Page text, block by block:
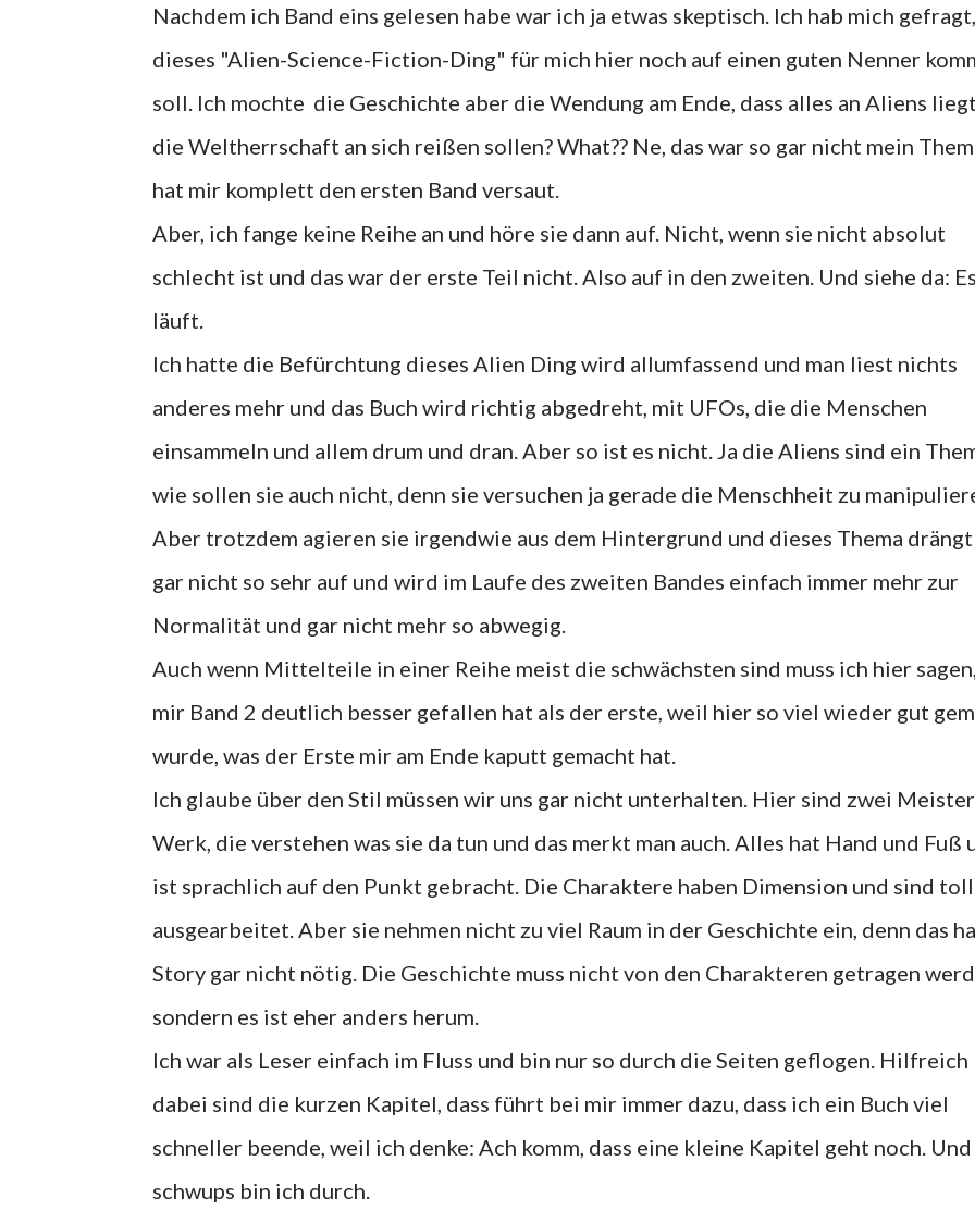
Nachdem ich Band eins gelesen habe war ich ja etwas skeptisch. Ich hab mich
dieses "Alien-Science-Fiction-Ding" für mich hier noch auf einen guten Nenner
soll. Ich mochte die Geschichte aber die Wendung am Ende, dass alles an Aliens
die Weltherrschaft an sich reißen sollen? What?? Ne, das war so gar nicht mein
hat mir komplett den ersten Band versaut.
Aber, ich fange keine Reihe an und höre sie dann auf. Nicht, wenn sie nicht absolut
schlecht ist und das war der erste Teil nicht. Also auf in den zweiten. Und siehe da:
läuft.
Ich hatte die Befürchtung dieses Alien Ding wird allumfassend und man liest nichts
anderes mehr und das Buch wird richtig abgedreht, mit UFOs, die die Menschen
einsammeln und allem drum und dran. Aber so ist es nicht. Ja die Aliens sind ein
wie sollen sie auch nicht, denn sie versuchen ja gerade die Menschheit zu
Aber trotzdem agieren sie irgendwie aus dem Hintergrund und dieses Thema
gar nicht so sehr auf und wird im Laufe des zweiten Bandes einfach immer mehr zur
Normalität und gar nicht mehr so abwegig.
Auch wenn Mittelteile in einer Reihe meist die schwächsten sind muss ich hier
mir Band 2 deutlich besser gefallen hat als der erste, weil hier so viel wieder gut
wurde, was der Erste mir am Ende kaputt gemacht hat.
Ich glaube über den Stil müssen wir uns gar nicht unterhalten. Hier sind zwei
Werk, die verstehen was sie da tun und das merkt man auch. Alles hat Hand und Fuß
ist sprachlich auf den Punkt gebracht. Die Charaktere haben Dimension und sind toll
ausgearbeitet. Aber sie nehmen nicht zu viel Raum in der Geschichte ein, denn das
Story gar nicht nötig. Die Geschichte muss nicht von den Charakteren getragen
sondern es ist eher anders herum.
Ich war als Leser einfach im Fluss und bin nur so durch die Seiten geflogen. Hilfreich
dabei sind die kurzen Kapitel, dass führt bei mir immer dazu, dass ich ein Buch viel
schneller beende, weil ich denke: Ach komm, dass eine kleine Kapitel geht noch. Und
schwups bin ich durch.